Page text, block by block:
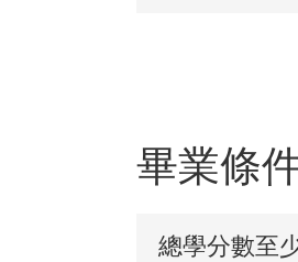
畢業條
總學分數至